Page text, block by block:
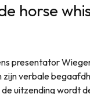
horse
presentator
zijn verbale
de uitzending wordt